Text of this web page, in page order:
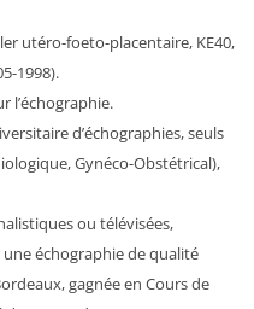
utéro-foeto-placentaire, KE40,
1998).
l’échographie.
d’échographies, seuls
Gynéco-Obstétrical),
ou télévisées,
échographie de qualité
gagnée en Cours de